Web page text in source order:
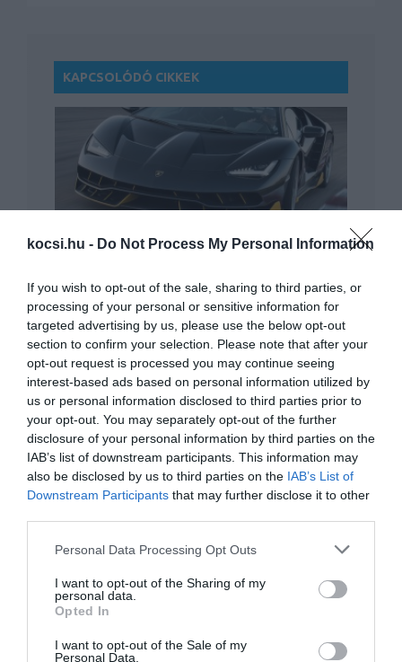
kocsi.hu - Do Not Process My Personal Information
If you wish to opt-out of the sale, sharing to third parties, or
processing of your personal or sensitive information for
targeted advertising by us, please use the below opt-out
section to confirm your selection. Please note that after your
opt-out request is processed you may continue seeing
interest-based ads based on personal information utilized by
us or personal information disclosed to third parties prior to
your opt-out. You may separately opt-out of the further
disclosure of your personal information by third parties on the
IAB’s list of downstream participants. This information may
also be disclosed by us to third parties on the IAB’s List of
Downstream Participants that may further disclose it to other
Please note that this website/app uses one or more Google
not limited to your visit or usage behaviour. You may click to
grant or deny consent to Google and its third-party tags to
use your data for below specified purposes in below Google
consent section.
Personal Data Processing Opt Outs
I want to opt-out of the Sharing of my
personal data.
Opted In
I want to opt-out of the Sale of my
Personal Data.
KAPCSOLÓDÓ CIKKEK
Visszapillantó: Megjáratták a
Lamborghini Centenariót
Jubileumi Lamborghini-sorozat
Még brutálisabb változat készült az